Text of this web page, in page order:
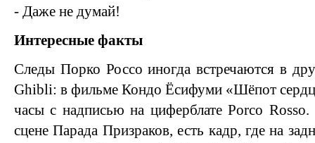
- Даже не думай!
Интересные факты
Следы Порко Россо иногда встречаются в
Ghibli: в фильме Кондо Ёсифуми «Шёпот
часы с надписью на циферблате Porco
сцене Парада Призраков, есть кадр, где на